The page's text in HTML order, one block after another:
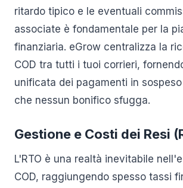
ritardo tipico e le eventuali
associate è fondamentale per la
finanziaria. eGrow centralizza la
COD tra tutti i tuoi corrieri,
unificata dei pagamenti in
che nessun bonifico sfugga.
Gestione e Costi dei Resi
L'RTO è una realtà inevitabile
COD, raggiungendo spesso tassi